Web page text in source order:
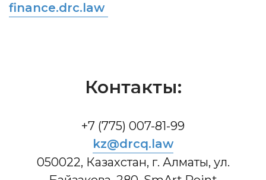
finance.drc.law
Контакты:
+7 (775) 007-81-99
kz@drcq.law
050022, Казахстан, г. Алматы, ул.